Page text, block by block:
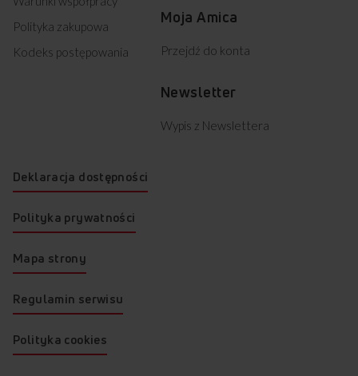
Polityka zakupowa
Kodeks postępowania
Moja Amica
Przejdź do konta
Newsletter
Wypis z Newslettera
Deklaracja dostępności
Polityka prywatności
Mapa strony
Regulamin serwisu
Polityka cookies